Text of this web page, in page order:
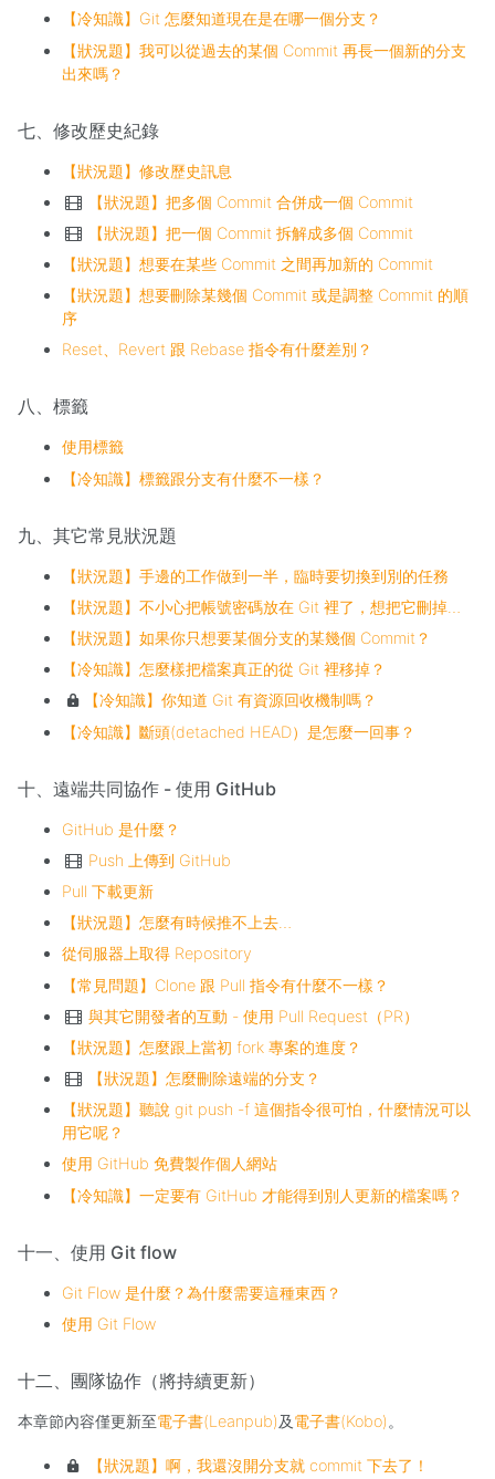
【冷知識】Git 怎麼知道現在是在哪一個分支？
【狀況題】我可以從過去的某個 Commit 再長一個新的分支
出來嗎？
七、修改歷史紀錄
【狀況題】修改歷史訊息
【狀況題】把多個 Commit 合併成一個 Commit
【狀況題】把一個 Commit 拆解成多個 Commit
【狀況題】想要在某些 Commit 之間再加新的 Commit
【狀況題】想要刪除某幾個 Commit 或是調整 Commit 的順
序
Reset、Revert 跟 Rebase 指令有什麼差別？
八、標籤
使用標籤
【冷知識】標籤跟分支有什麼不一樣？
九、其它常見狀況題
【狀況題】手邊的工作做到一半，臨時要切換到別的任務
【狀況題】不小心把帳號密碼放在 Git 裡了，想把它刪掉…
【狀況題】如果你只想要某個分支的某幾個 Commit？
【冷知識】怎麼樣把檔案真正的從 Git 裡移掉？
【冷知識】你知道 Git 有資源回收機制嗎？
【冷知識】斷頭(detached HEAD）是怎麼一回事？
十、遠端共同協作 - 使用 GitHub
GitHub 是什麼？
Push 上傳到 GitHub
Pull 下載更新
【狀況題】怎麼有時候推不上去…
從伺服器上取得 Repository
【常見問題】Clone 跟 Pull 指令有什麼不一樣？
與其它開發者的互動 - 使用 Pull Request（PR）
【狀況題】怎麼跟上當初 fork 專案的進度？
【狀況題】怎麼刪除遠端的分支？
【狀況題】聽說 git push -f 這個指令很可怕，什麼情況可以
用它呢？
使用 GitHub 免費製作個人網站
【冷知識】一定要有 GitHub 才能得到別人更新的檔案嗎？
十一、使用 Git flow
Git Flow 是什麼？為什麼需要這種東西？
使用 Git Flow
十二、團隊協作（將持續更新）
本章節內容僅更新至電子書(Leanpub)及電子書(Kobo) 。
【狀況題】啊，我還沒開分支就 commit 下去了！